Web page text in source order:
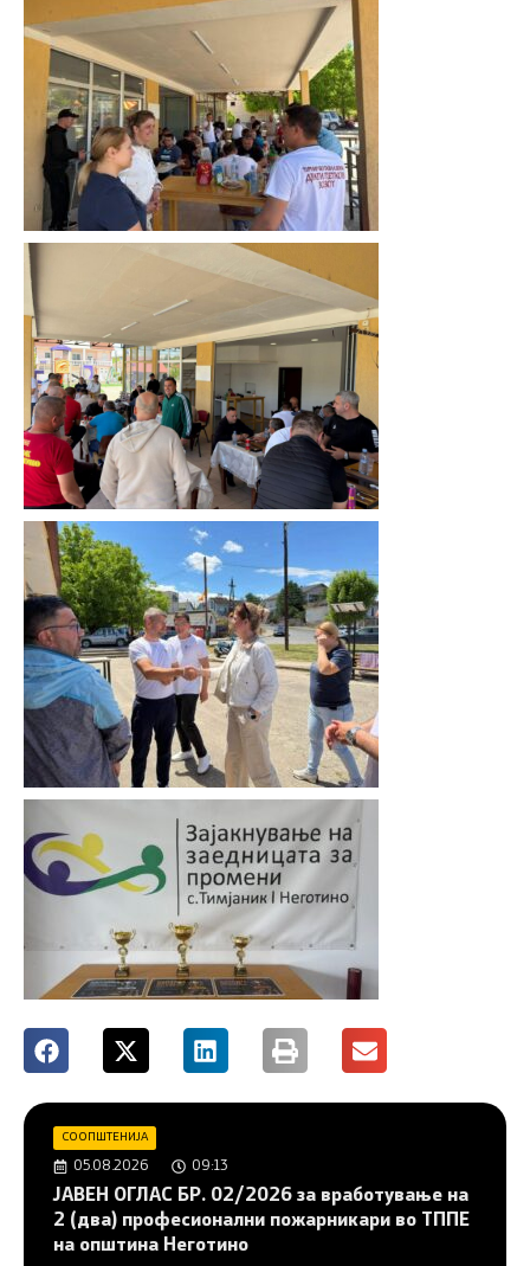
СООПШТЕНИЈА
05.08.2026 09:13
JAВЕН ОГЛАС БР. 02/2026 за вработување на
2 (два) професионални пожарникари во ТППЕ
на општина Неготино